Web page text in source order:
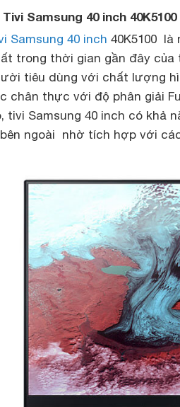
Tivi Samsung 40 inch 40K5100
Samsung 40 inch 40K5100
trong thời gian gần đây
tiêu dùng với chất lượng
chân thực với độ phân giải
tivi Samsung 40 inch có khả
ngoài nhờ tích hợp với các